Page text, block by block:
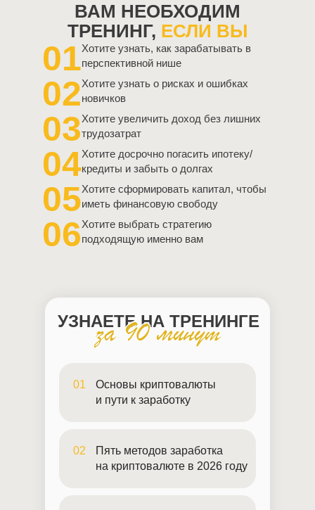
ВАМ НЕОБХОДИМ
ТРЕНИНГ, ЕСЛИ ВЫ
01Хотите узнать, как зарабатывать в
перспективной нише
02Хотите узнать о рисках и ошибках
новичков
03Хотите увеличить доход без лишних
трудозатрат
04Хотите досрочно погасить ипотеку/
кредиты и забыть о долгах
05Хотите сформировать капитал, чтобы
иметь финансовую свободу
06Хотите выбрать стратегию
подходящую именно вам
УЗНАЕТЕ НА ТРЕНИНГЕ
Основы криптовалюты
и пути к заработку
01
02
Пять методов заработка
на криптовалюте в 2026 году